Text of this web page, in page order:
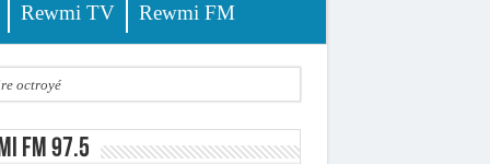
Rewmi TV Rewmi FM
octroyé
FM 97.5